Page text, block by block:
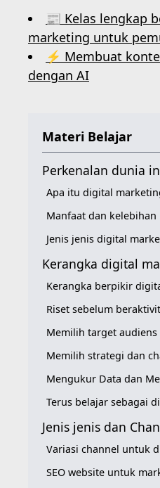
📰 Kelas lengkap
marketing untuk
⚡ Membuat
dengan AI
Materi Belajar
Perkenalan dunia
Apa itu digital
Manfaat dan
Jenis jenis digital
Kerangka digital
Kerangka berpikir
Riset sebelum
Memilih target audiens
Memilih strategi dan
Mengukur Data dan
Terus belajar sebagai
Jenis jenis dan
Variasi channel untuk
SEO website untuk